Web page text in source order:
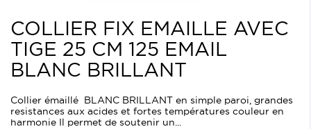
COLLIER FIX EMAILLE AVEC
TIGE 25 CM 125 EMAIL
BLANC BRILLANT
Collier émaillé BLANC BRILLANT en simple paroi, grandes
resistances aux acides et fortes températures couleur en
harmonie Il permet de soutenir un...